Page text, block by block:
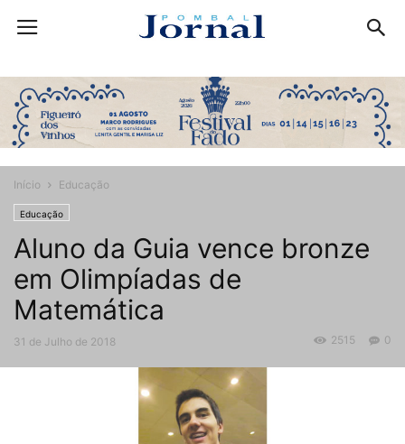
Início Educação
Educação
Aluno da Guia vence bronze
em Olimpíadas de
Matemática
31 de Julho de 2018 0
2515